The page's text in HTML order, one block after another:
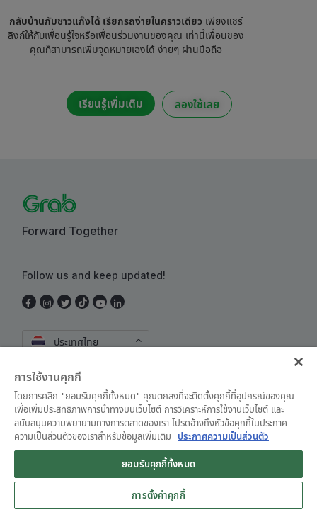
กลับบ้านกับชาวแก๊งได้ เรียกรถง่ายในคราวเดียวเพียงแชร์
ลิงก์ให้กับเพื่อนรู้ใจหรือเพื่อนร่วมงานของคุณ เท่านี้เพื่อนของ
คุณก็สามารถเพิ่มจุดหมายเองได้ ง่ายๆ ผ่านมือถือ
เรียนรู้เพิ่มเติม ลองใช้เลย
Forward Together
Follow us and keep updated!
ประเทศไทย
•
© Grab 2010 - 2026
การใช้งานคุกกี้
โดยการคลิก "ยอมรับคุกกี้ทั้งหมด" คุณตกลงที่จะติดตั้งคุกกี้ที่อุปกรณ์ของคุณ
เพื่อเพิ่มประสิทธิภาพการนำทางบนเว็บไซต์ การวิเคราะห์การใช้งานเว็บไซต์ และ
สนับสนุนความพยายามทางการตลาดของเรา โปรดอ้างถึงหัวข้อคุกกี้ในประกาศ
ความเป็นส่วนตัวของเราสำหรับข้อมูลเพิ่มเติม
ประกาศความเป็นส่วนตัว
ยอมรับคุกกี้ทั้งหมด
การตั้งค่าคุกกี้